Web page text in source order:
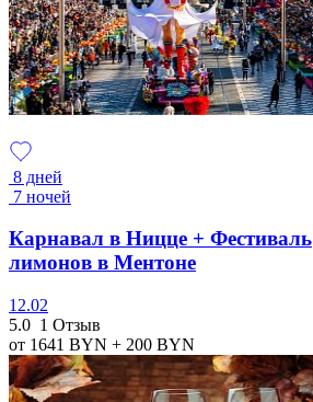
8 дней
7 ночей
Карнавал в Ницце + Фестиваль
лимонов в Ментоне
12.02
5.0 1 Отзыв
от 1641 BYN + 200 BYN